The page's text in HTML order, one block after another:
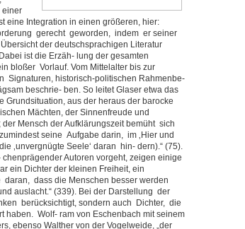
einer
eine Integration in einen größeren, hier:
gerecht geworden, indem er seiner
der deutschsprachigen Literatur
ist die Erzäh- lung der gesamten
bloßer Vorlauf. Vom Mittelalter bis zur
Signaturen, historisch-politischen Rahmenbe-
beschrie- ben. So leitet Glaser etwa das
Grundsituation, aus der heraus der barocke
Mächten, der Sinnenfreude und
Mensch der Aufklärungszeit bemüht sich
seine Aufgabe darin, im ‚Hier und
‚unvergnügte Seele‘ daran hin- dern).“ (75).
Autoren vorgeht, zeigen einige
ein Dichter der kleinen Freiheit, ein
dass die Menschen besser werden
auslacht.“ (339). Bei der Darstellung der
berücksichtigt, sondern auch Dichter, die
haben. Wolf- ram von Eschenbach mit seinem
ebenso Walther von der Vogelweide, „der